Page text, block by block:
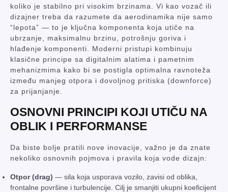
koliko je stabilno pri visokim brzinama. Vi kao vozač ili
dizajner treba da razumete da aerodinamika nije samo
“lepota” — to je ključna komponenta koja utiče na
ubrzanje, maksimalnu brzinu, potrošnju goriva i
hlađenje komponenti. Moderni pristupi kombinuju
klasične principe sa digitalnim alatima i pametnim
mehanizmima kako bi se postigla optimalna ravnoteža
između manjeg otpora i dovoljnog pritiska (downforce)
za prijanjanje.
OSNOVNI PRINCIPI KOJI UTIČU NA
OBLIK I PERFORMANSE
Da biste bolje pratili nove inovacije, važno je da znate
nekoliko osnovnih pojmova i pravila koja vode dizajn:
Otpor (drag) — sila koja usporava vozilo, zavisi od oblika,
frontalne površine i turbulencije. Cilj je smanjiti ukupni koeficijent